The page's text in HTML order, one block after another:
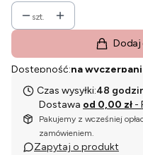
szt.
Dodaj
Dostępność:na
Czas wysyłki:48
Dostawa od 0,00 zł -
Pakujemy z wcześniej
zamówieniem.
Zapytaj o produkt